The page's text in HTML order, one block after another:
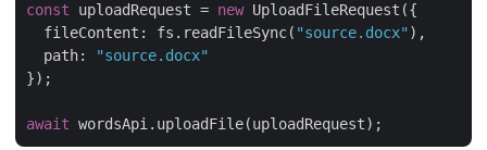
const uploadRequest = new UploadFileRequest({
fileContent : fs.readFileSync( "source.docx" ),
path:
"source.docx"
});
await